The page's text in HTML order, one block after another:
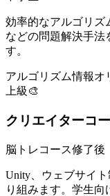
効率的なアルゴリズ
などの問題解決手法
す。
アルゴリズム情報オ
上級 🎨
クリエイターコ
脳トレコース修了後
Unity、ウェブサイ
り組みます。学生向